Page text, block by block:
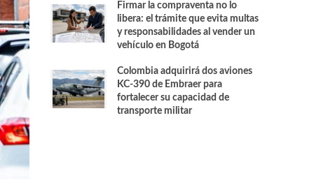
Firmar la compraventa no lo
libera: el trámite que evita multas
y responsabilidades al vender un
vehículo en Bogotá
Colombia adquirirá dos aviones
KC-390 de Embraer para
fortalecer su capacidad de
transporte militar